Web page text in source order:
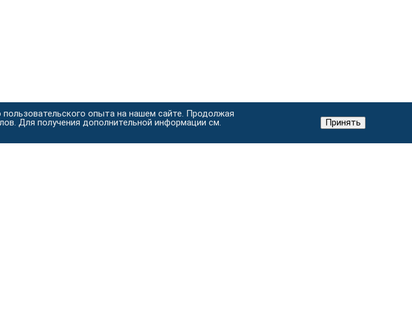
опыта на нашем сайте. Продолжая
Для получения дополнительной информации см.
Принять